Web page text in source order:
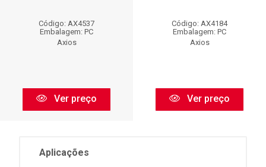
Código: AX4537
Embalagem: PC
Axios
Ver preço
Código: AX4184
Embalagem: PC
Axios
Ver preço
Aplicações